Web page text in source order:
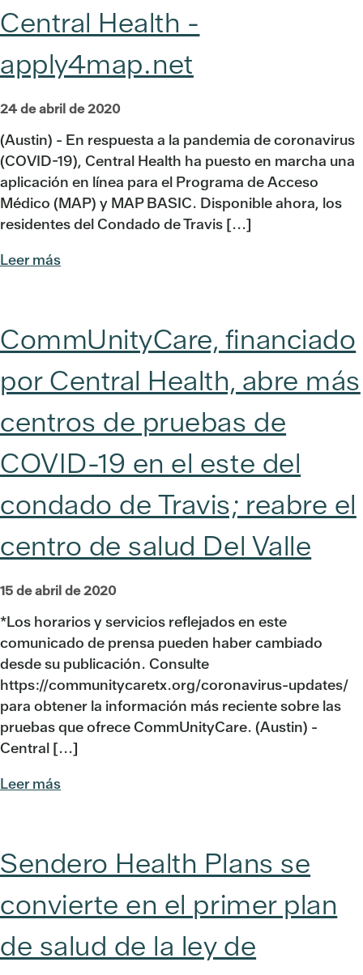
Central Health -
apply4map.net
24 de abril de 2020
(Austin) - En respuesta a la pandemia de coronavirus
(COVID-19), Central Health ha puesto en marcha una
aplicación en línea para el Programa de Acceso
Médico (MAP) y MAP BASIC. Disponible ahora, los
residentes del Condado de Travis [...]
Leer más
CommUnityCare, financiado
por Central Health, abre más
centros de pruebas de
COVID-19 en el este del
condado de Travis; reabre el
centro de salud Del Valle
15 de abril de 2020
*Los horarios y servicios reflejados en este
comunicado de prensa pueden haber cambiado
desde su publicación. Consulte
https://communitycaretx.org/coronavirus-updates/
para obtener la información más reciente sobre las
pruebas que ofrece CommUnityCare. (Austin) -
Central [...]
Leer más
Sendero Health Plans se
convierte en el primer plan
de salud de la ley de